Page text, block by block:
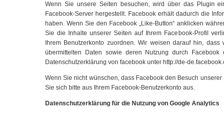
Wenn Sie unsere Seiten besuchen, wird über das Plugin
Facebook-Server hergestellt. Facebook erhält dadurch die
haben. Wenn Sie den Facebook „Like-Button“ anklicken
Sie die Inhalte unserer Seiten auf Ihrem Facebook-Profil
Ihrem Benutzerkonto zuordnen. Wir weisen darauf hin,
übermittelten Daten sowie deren Nutzung durch
Datenschutzerklärung von facebook unter http://de-
Wenn Sie nicht wünschen, dass Facebook den Besuch
Sie sich bitte aus Ihrem Facebook-Benutzerkonto aus.
Datenschutzerklärung für die Nutzung von Google Analytics